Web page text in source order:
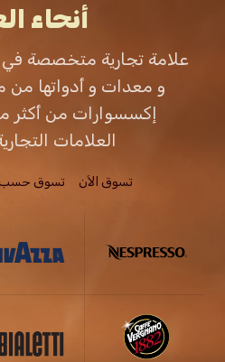
أنحاء
علامة تجارية متخصصة
و معدات و أدواتها
العلامات
تسوق الاَن تسوق حسب